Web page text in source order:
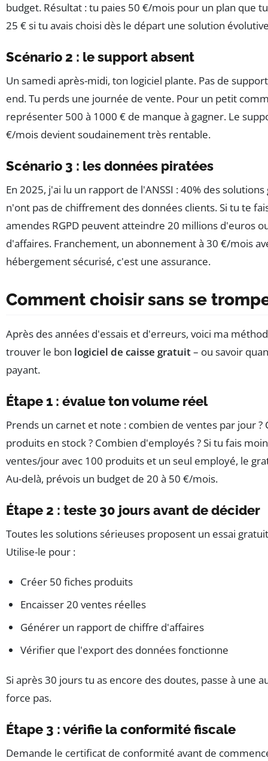
budget. Résultat : tu paies 50 €/mois pour un plan que
25 € si tu avais choisi dès le départ une solution
Scénario 2 : le support absent
Un samedi après-midi, ton logiciel plante. Pas de
end. Tu perds une journée de vente. Pour un petit
représenter 500 à 1000 € de manque à gagner. Le
€/mois devient soudainement très rentable.
Scénario 3 : les données piratées
En 2025, j'ai lu un rapport de l'ANSSI : 40% des
n'ont pas de chiffrement des données clients. Si tu te
amendes RGPD peuvent atteindre 20 millions d'euros
d'affaires. Franchement, un abonnement à 30 €/mois
hébergement sécurisé, c'est une assurance.
Comment choisir sans se
Après des années d'essais et d'erreurs, voici ma
trouver le bon logiciel de caisse gratuit– ou savoir
payant.
Étape 1 : évalue ton volume réel
Prends un carnet et note : combien de ventes par jour ?
produits en stock ? Combien d'employés ? Si tu fais
ventes/jour avec 100 produits et un seul employé, le
Au-delà, prévois un budget de 20 à 50 €/mois.
Étape 2 : teste 30 jours avant de décider
Toutes les solutions sérieuses proposent un essai
Utilise-le pour :
Créer 50 fiches produits
Encaisser 20 ventes réelles
Générer un rapport de chiffre d'affaires
Vérifier que l'export des données fonctionne
Si après 30 jours tu as encore des doutes, passe à une
force pas.
Étape 3 : vérifie la conformité fiscale
Demande le certificat de conformité avant de